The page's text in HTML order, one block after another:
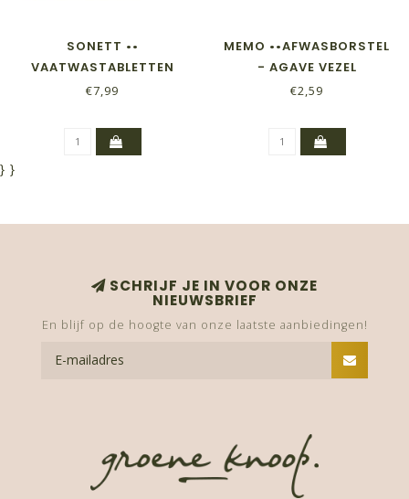
SONETT ••
VAATWASTABLETTEN
€7,99
MEMO ••AFWASBORSTEL
- AGAVE VEZEL
€2,59
} }
SCHRIJF JE IN VOOR ONZE
NIEUWSBRIEF
En blijf op de hoogte van onze laatste aanbiedingen!